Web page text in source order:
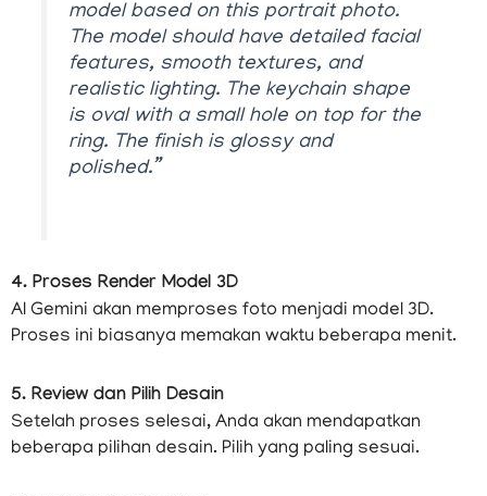
model based on this portrait photo.
The model should have detailed facial
features, smooth textures, and
realistic lighting. The keychain shape
is oval with a small hole on top for the
ring. The finish is glossy and
polished.”
4. Proses Render Model 3D
AI Gemini akan memproses foto menjadi model 3D.
Proses ini biasanya memakan waktu beberapa menit.
5. Review dan Pilih Desain
Setelah proses selesai, Anda akan mendapatkan
beberapa pilihan desain. Pilih yang paling sesuai.